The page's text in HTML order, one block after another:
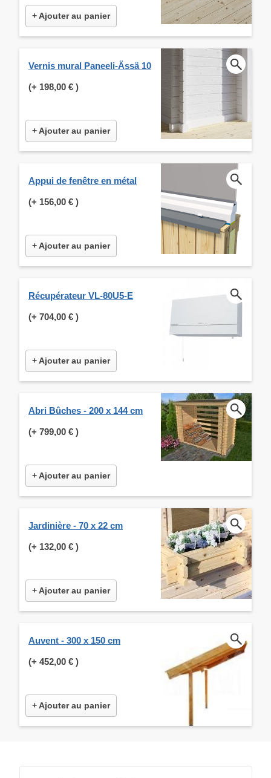
+ Ajouter au panier
Vernis mural Paneeli-Ässä 10
(+ 198,00 € )
+ Ajouter au panier
Appui de fenêtre en métal
(+ 156,00 € )
+ Ajouter au panier
Récupérateur VL-80U5-E
(+ 704,00 € )
+ Ajouter au panier
Abri Bûches - 200 x 144 cm
(+ 799,00 € )
+ Ajouter au panier
Jardinière - 70 x 22 cm
(+ 132,00 € )
+ Ajouter au panier
Auvent - 300 x 150 cm
(+ 452,00 € )
+ Ajouter au panier